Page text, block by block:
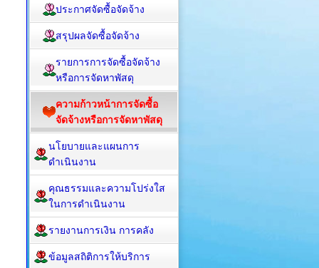
ประกาศจัดซื้อจัดจ้าง
สรุปผลจัดซื้อจัดจ้าง
รายการการจัดซื้อจัดจ้าง
หรือการจัดหาพัสดุ
ความก้าวหน้าการจัดซื้อ
จัดจ้างหรือการจัดหาพัสดุ
นโยบายและแผนการ
ดำเนินงาน
คุณธรรมและความโปร่งใส
ในการดำเนินงาน
รายงานการเงิน การคลัง
ข้อมูลสถิติการให้บริการ